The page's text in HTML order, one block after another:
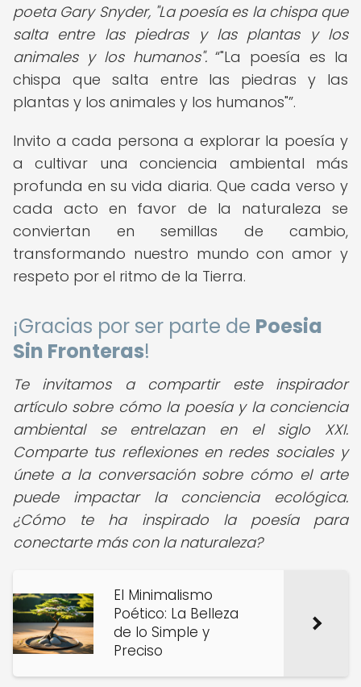
poeta Gary Snyder, "La poesía es la chispa que
salta entre las piedras y las plantas y los
animales y los humanos".
"La poesía es la
chispa que salta entre las piedras y las
plantas y los animales y los humanos" .
Invito a cada persona a explorar la poesía y
a cultivar una conciencia ambiental más
profunda en su vida diaria. Que cada verso y
cada acto en favor de la naturaleza se
conviertan en semillas de cambio,
transformando nuestro mundo con amor y
respeto por el ritmo de la Tierra.
¡Gracias por ser parte de Poesia
Sin Fronteras!
Te invitamos a compartir este inspirador
artículo sobre cómo la poesía y la conciencia
ambiental se entrelazan en el siglo XXI.
Comparte tus reflexiones en redes sociales y
únete a la conversación sobre cómo el arte
puede impactar la conciencia ecológica.
¿Cómo te ha inspirado la poesía para
conectarte más con la naturaleza?
El Minimalismo
Poético: La Belleza
de lo Simple y
Preciso